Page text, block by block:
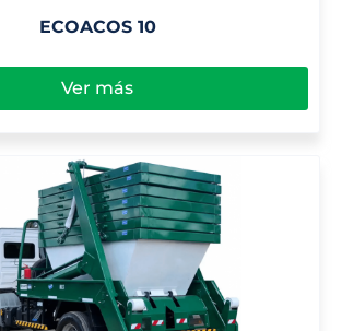
ECOACOS 10
Ver más